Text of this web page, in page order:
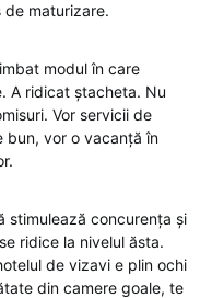
de maturizare.
modul în care
A ridicat ștacheta. Nu
Vor servicii de
bun, vor o vacanță în
stimulează concurența și
ridice la nivelul ăsta.
de vizavi e plin ochi
din camere goale, te